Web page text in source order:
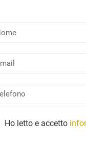
Ho letto e accetto